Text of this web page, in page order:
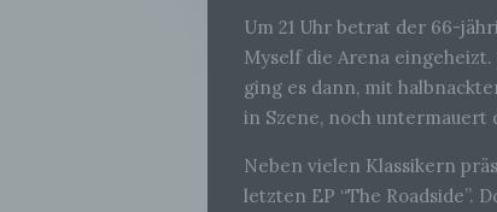
Um 21 Uhr betrat der 66-
Myself die Arena
ging es dann, mit
in Szene, noch untermauert
Neben vielen Klassikern
letzten EP “The Roadside”.